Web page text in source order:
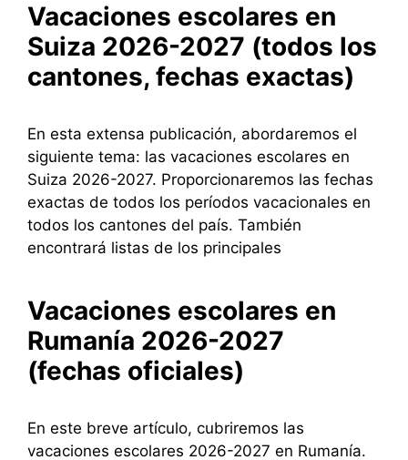
Vacaciones escolares en
Suiza 2026-2027 (todos los
cantones, fechas exactas)
En esta extensa publicación, abordaremos el
siguiente tema: las vacaciones escolares en
Suiza 2026-2027. Proporcionaremos las fechas
exactas de todos los períodos vacacionales en
todos los cantones del país. También
encontrará listas de los principales
Vacaciones escolares en
Rumanía 2026-2027
(fechas oficiales)
En este breve artículo, cubriremos las
vacaciones escolares 2026-2027 en Rumanía.